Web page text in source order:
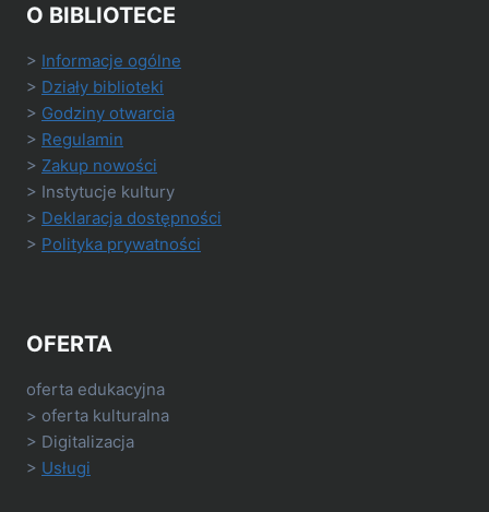
O BIBLIOTECE
> Informacje ogólne
> Działy biblioteki
> Godziny otwarcia
> Regulamin
> Zakup nowości
> Instytucje kultury
> Deklaracja dostępności
> Polityka prywatności
OFERTA
oferta edukacyjna
> oferta kulturalna
> Digitalizacja
> Usługi